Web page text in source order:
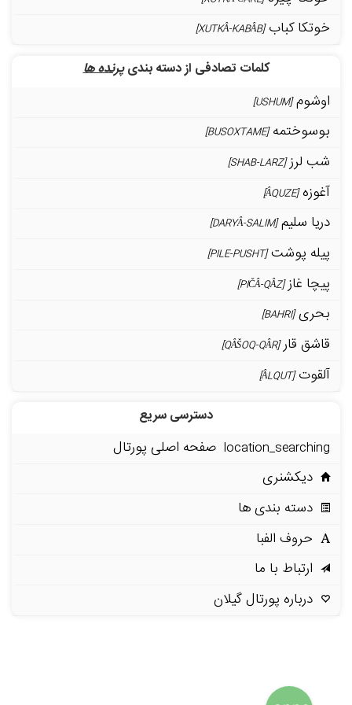
خوتکا کباب[XUTKÂ-KABÂB]
کلمات تصادفی از دسته بندیپرنده ها
اوشوم[USHUM]
بوسوختمه[BUSOXTAME]
شب لرز[SHAB-LARZ]
آغوزه[ÂQUZE]
دریا سلیم[DARYÂ-SALIM]
پیله پوشت[PILE-PUSHT]
پیچا غاز[PIČÂ-QÂZ]
بحری[BAHRI]
قاشق قار[QÂŠOQ-QÂR]
آلقوت[ÂLQUT]
دسترسی سریع
location_searching صفحه اصلی پورتال
دیکشنری
دسته بندی ها
حروف الفبا
ارتباط با ما
درباره پورتال گیلان